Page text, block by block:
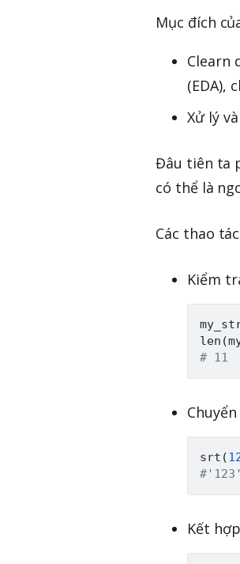
Mục đích
Clearn
(EDA),
Xử lý
Đâu tiên ta
có thể là
Các thao
Kiểm
len (
# 11
srt (
#'123'
Kết